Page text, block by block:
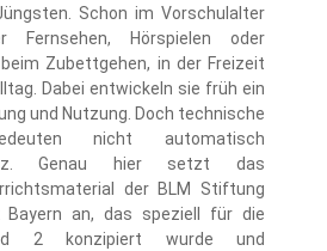
Schon im Vorschulalter
Fernsehen, Hörspielen oder
Zubettgehen, in der Freizeit
Dabei entwickeln sie früh ein
und Nutzung. Doch technische
nicht automatisch
Genau hier setzt das
der BLM Stiftung
Bayern an, das speziell für die
2 konzipiert wurde und